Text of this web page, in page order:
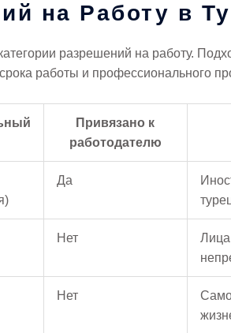
на Работу в
разрешений на работу.
работы и профессионального
Привязано к
работодателю
Да
Нет
Нет